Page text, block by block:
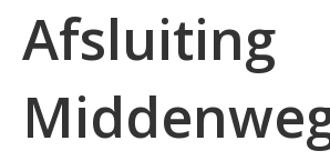
Afsluiting